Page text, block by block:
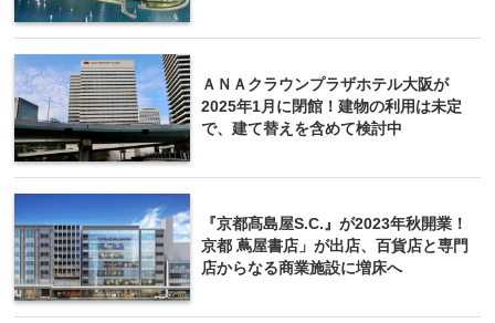
ＡＮＡクラウンプラザホテル大阪が
2025年1月に閉館！建物の利用は未定
で、建て替えを含めて検討中
『京都髙島屋S.C.』が2023年秋開業！
京都 蔦屋書店」が出店、百貨店と専門
店からなる商業施設に増床へ